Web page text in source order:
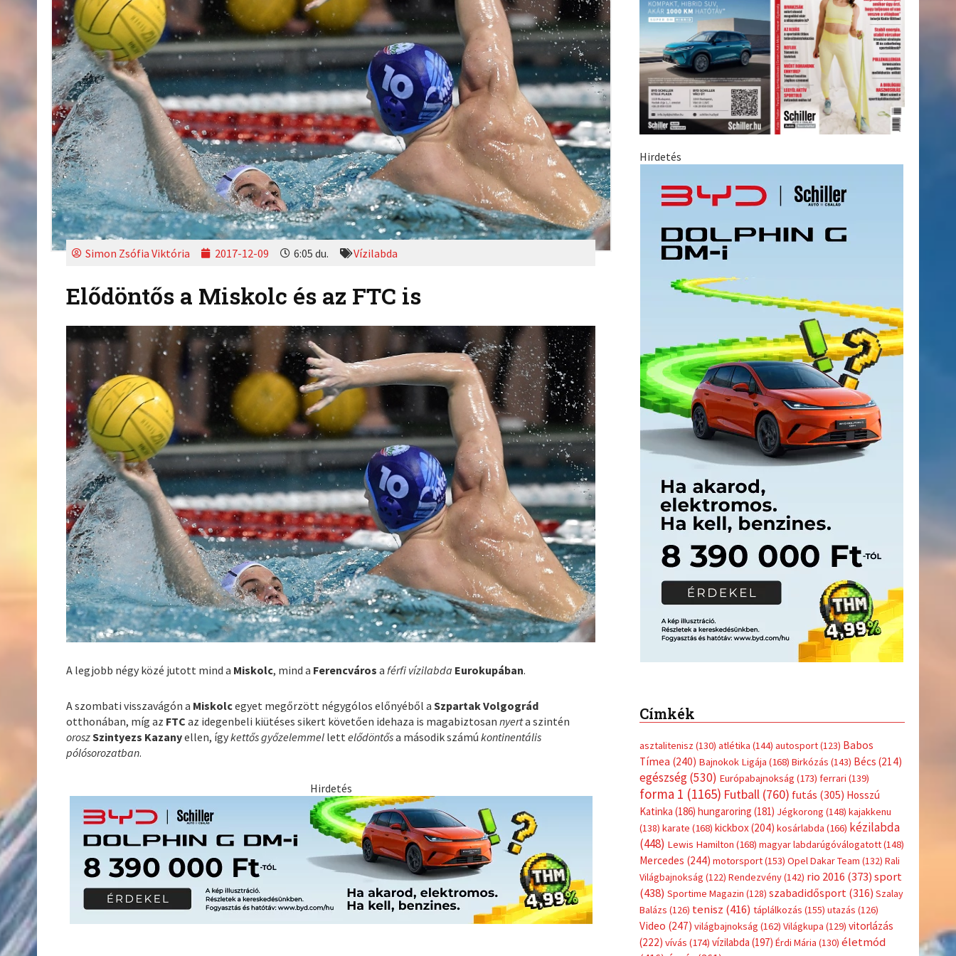
Simon Zsófia Viktória 2017-12-09 6:05 du. Vízilabda
Elődöntős a Miskolc és az FTC is
A legjobb négy közé jutott mind a Miskolc, mind a Ferencváros a férfi vízilabda Eurokupában.
A szombati visszavágón a Miskolcegyet megőrzött négygólos előnyéből aSzpartak Volgográd
otthonában, míg az FTC az idegenbeli kiütéses sikert követően idehaza is magabiztosannyerta szintén
oroszSzintyezs Kazanyellen, ígykettős győzelemmel lettelődöntősa második számúkontinentális
pólósorozatban.
Hirdetés
Hirdetés
Címkék
asztalitenisz (130) atlétika (144) autosport(123) Babos
Tímea (240) Bajnokok Ligája (168) Birkózás (143) Bécs (214)
egészség(530) Európabajnokság (173) ferrari (139)
forma 1 (1165) Futball(760) futás (305) Hosszú
Katinka (186) hungaroring (181) Jégkorong (148) kajakkenu
(138) karate (168) kickbox(204) kosárlabda (166) kézilabda
(448) Lewis Hamilton (168) magyar labdarúgóválogatott(148)
Mercedes (244) motorsport(153) Opel Dakar Team (132) Rali
Világbajnokság (122) Rendezvény(142) rio 2016 (373) sport
(438) Sportime Magazin (128) szabadidősport (316) Szalay
Balázs (126) tenisz (416) táplálkozás (155) utazás (126)
Video (247) világbajnokság (162) Világkupa (129) vitorlázás
(222) vívás (174) vízilabda (197) Érdi Mária (130) életmód